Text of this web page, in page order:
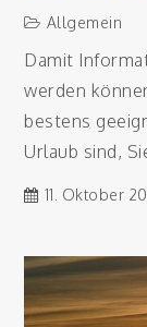
Allgemein
Damit
werden
bestens
Urlaub sind,
11. Oktober